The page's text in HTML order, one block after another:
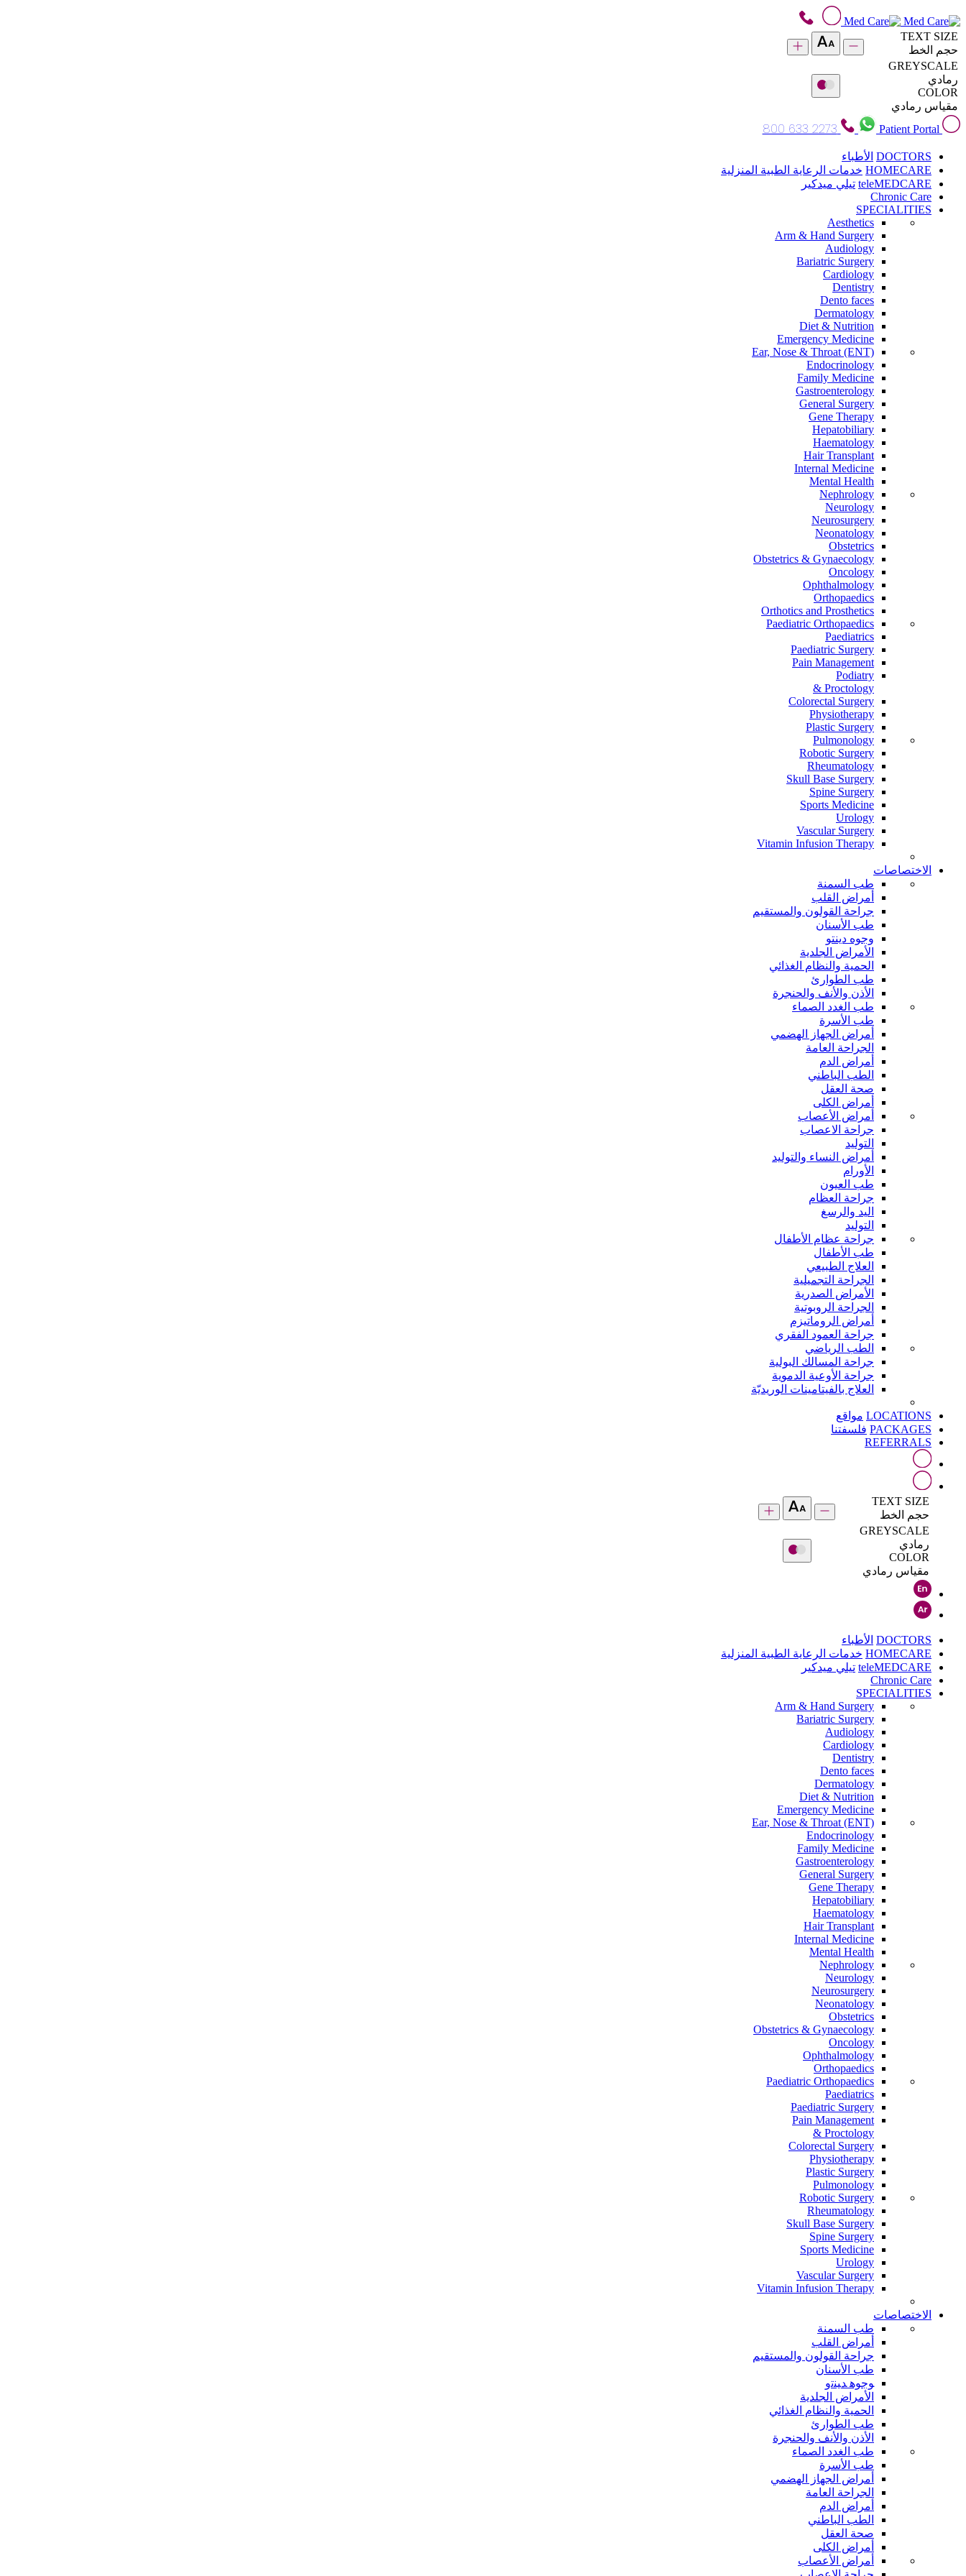
TEXT SIZE
حجم الخط
GREYSCALE
رمادي
COLOR
مقياس رمادي
Patient Portal
800 633 2273
DOCTORS الأطباء
HOMECARE خدمات الرعاية الطبية المنزلية
teleMEDCARE تيلي ميدكير
Chronic Care
SPECIALITIES
Aesthetics
Arm & Hand Surgery
Audiology
Bariatric Surgery
Cardiology
Dentistry
Dento faces
Dermatology
Diet & Nutrition
Emergency Medicine
Ear, Nose & Throat (ENT)
Endocrinology
Family Medicine
Gastroenterology
General Surgery
Gene Therapy
Hepatobiliary
Haematology
Hair Transplant
Internal Medicine
Mental Health
Nephrology
Neurology
Neurosurgery
Neonatology
Obstetrics
Obstetrics & Gynaecology
Oncology
Ophthalmology
Orthopaedics
Orthotics and Prosthetics
Paediatric Orthopaedics
Paediatrics
Paediatric Surgery
Pain Management
Podiatry
Proctology &
Colorectal Surgery
Physiotherapy
Plastic Surgery
Pulmonology
Robotic Surgery
Rheumatology
Skull Base Surgery
Spine Surgery
Sports Medicine
Urology
Vascular Surgery
Vitamin Infusion Therapy
الاختصاصات
طب السمنة
أمراض القلب
جراحة القولون والمستقيم
طب الأسنان
وجوه دينتو
الأمراض الجلدية
الحمية والنظام الغذائي
طب الطوارئ
الأذن والأنف والحنجرة
طب الغدد الصماء
طب الأسرة
أمراض الجهاز الهضمي
الجراحة العامة
أمراض الدم
الطب الباطني
صحة العقل
أمراض الكلى
أمراض الأعصاب
جراحة الاعصاب
التوليد
أمراض النساء والتوليد
الأورام
طب العيون
جراحة العظام
اليد والرسغ
التوليد
جراحة عظام الأطفال
طب الأطفال
العلاج الطبيعي
الجراحة التجميلية
الأمراض الصدرية
الجراحة الروبوتية
أمراض الروماتيزم
جراحة العمود الفقري
الطب الرياضي
جراحة المسالك البولية
جراحة الأوعية الدموية
العلاج بالفيتامينات الوريديّة
LOCATIONS مواقع
PACKAGES فلسفتنا
REFERRALS
TEXT SIZE
حجم الخط
GREYSCALE
رمادي
COLOR
مقياس رمادي
DOCTORS الأطباء
HOMECARE خدمات الرعاية الطبية المنزلية
teleMEDCARE تيلي ميدكير
Chronic Care
SPECIALITIES
Arm & Hand Surgery
Bariatric Surgery
Audiology
Cardiology
Dentistry
Dento faces
Dermatology
Diet & Nutrition
Emergency Medicine
Ear, Nose & Throat (ENT)
Endocrinology
Family Medicine
Gastroenterology
General Surgery
Gene Therapy
Hepatobiliary
Haematology
Hair Transplant
Internal Medicine
Mental Health
Nephrology
Neurology
Neurosurgery
Neonatology
Obstetrics
Obstetrics & Gynaecology
Oncology
Ophthalmology
Orthopaedics
Paediatric Orthopaedics
Paediatrics
Paediatric Surgery
Pain Management
Proctology &
Colorectal Surgery
Physiotherapy
Plastic Surgery
Pulmonology
Robotic Surgery
Rheumatology
Skull Base Surgery
Spine Surgery
Sports Medicine
Urology
Vascular Surgery
Vitamin Infusion Therapy
الاختصاصات
طب السمنة
أمراض القلب
جراحة القولون والمستقيم
طب الأسنان
ﻮﺟﻮﻫ ﺪﻴﻨﺗﻭ
الأمراض الجلدية
الحمية والنظام الغذائي
طب الطوارئ
الأذن والأنف والحنجرة
طب الغدد الصماء
طب الأسرة
أمراض الجهاز الهضمي
الجراحة العامة
أمراض الدم
الطب الباطني
صحة العقل
أمراض الكلى
أمراض الأعصاب